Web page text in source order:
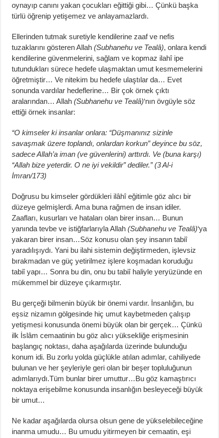
oynayıp canını yakan çocukları eğittiği gibi… Çünkü başka
türlü öğrenip yetişemez ve anlayamazlardı.
Ellerinden tutmak suretiyle kendilerine zaaf ve nefis
tuzaklarını gösteren Allah(Subhanehu ve Tealâ), onlara kendi
kendilerine güvenmelerini, sağlam ve kopmaz ilahî ipe
tutundukları sürece hedefe ulaşmaktan umut kesmemelerini
öğretmiştir… Ve nitekim bu hedefe ulaştılar da… Evet
sonunda vardılar hedeflerine… Bir çok örnek çıktı
aralarından… Allah(Subhanehu ve Tealâ)‘nın övgüyle söz
ettiği örnek insanlar:
“O kimseler ki insanlar onlara: “Düşmanınız sizinle
savaşmak üzere toplandı, onlardan korkun” deyince bu söz,
sadece Allah’a iman (ve güvenlerini) arttırdı. Ve (buna karşı)
“Allah bize yeterdir. O ne iyi vekildir” dediler.” (3 Al-i
İmran/173)
Doğrusu bu kimseler gördükleri ilâhî eğitimle göz alıcı bir
düzeye gelmişlerdi. Ama buna rağmen de insan idiler.
Zaafları, kusurları ve hataları olan birer insan… Bunun
yanında tevbe ve istiğfarlarıyla Allah(Subhanehu ve Tealâ)‘ya
yakaran birer insan…Söz konusu olan şey insanın tabiî
yaradılışıydı. Yani bu ilahi sistemin değiştirmeden, işlevsiz
bırakmadan ve güç yetirilmez işlere koşmadan koruduğu
tabiî yapı… Sonra bu din, onu bu tabiî haliyle yeryüzünde en
mükemmel bir düzeye çıkarmıştır.
Bu gerçeği bilmenin büyük bir önemi vardır. İnsanlığın, bu
eşsiz nizamın gölgesinde hiç umut kaybetmeden çalışıp
yetişmesi konusunda önemi büyük olan bir gerçek… Çünkü
ilk İslâm cemaatinin bu göz alıcı yüksekliğe erişmesinin
başlangıç noktası, daha aşağılarda üzerinde bulunduğu
konum idi. Bu zorlu yolda güçlükle atılan adımlar, cahiliyede
bulunan ve her şeyleriyle geri olan bir beşer topluluğunun
adımlarıydı.Tüm bunlar birer umuttur…Bu göz kamaştırıcı
noktaya erişebilme konusunda insanlığın besleyeceği büyük
bir umut…
Ne kadar aşağılarda olursa olsun gene de yükselebileceğine
inanma umudu… Bu umudu yitirmeyen bir cemaatin, eşi